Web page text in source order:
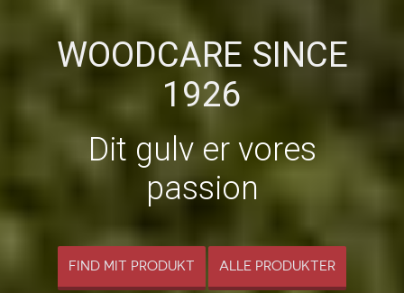
WOODCARE SINCE
1926
Dit gulv er vores
passion
FIND MIT PRODUKT ALLE PRODUKTER